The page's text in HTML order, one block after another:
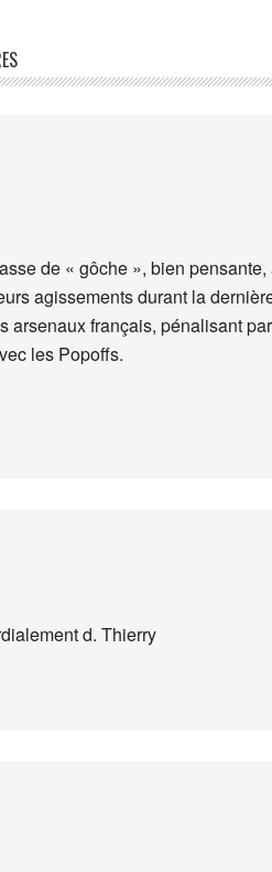
de « gôche », bien pensante,
agissements durant la
arsenaux français, pénalisant
les Popoffs.
d. Thierry